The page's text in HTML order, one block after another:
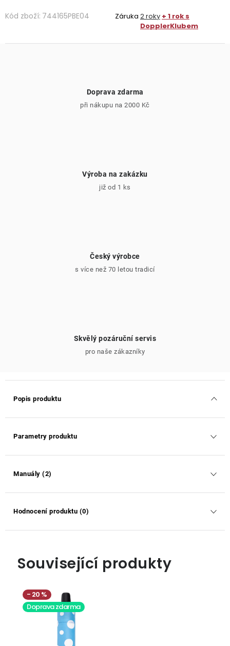
Kód zboží: 744165PBE04 Záruka 2 roky + 1 rok s
DopplerKlubem
Doprava zdarma
při nákupu na 2000 Kč
Výroba na zakázku
již od 1 ks
Český výrobce
s více než 70 letou tradicí
Skvělý pozáruční servis
pro naše zákazníky
Popis produktu
Parametry produktu
Manuály (2)
Hodnocení produktu (0)
Související produkty
20 %
Doprava zdarma